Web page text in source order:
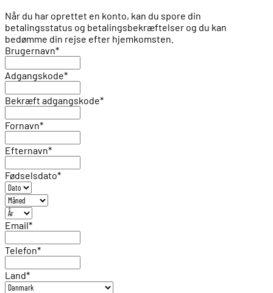
Når du har oprettet en konto, kan du spore din
betalingsstatus og betalingsbekræftelser og du kan
bedømme din rejse efter hjemkomsten.
Brugernavn*
Adgangskode*
Bekræft adgangskode*
Fornavn*
Efternavn*
Fødselsdato*
Email*
Telefon*
Land*